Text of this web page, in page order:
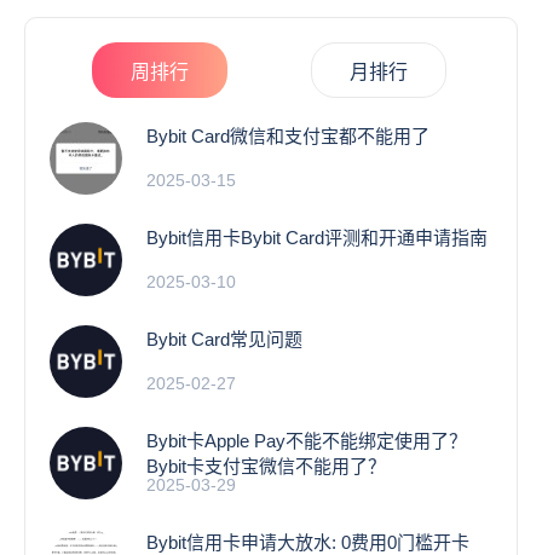
周排行 月排行
Bybit Card微信和支付宝都不能用了
2025-03-15
Bybit信用卡Bybit Card评测和开通申请指南
2025-03-10
Bybit Card常见问题
2025-02-27
Bybit卡Apple Pay不能不能绑定使用了？
Bybit卡支付宝微信不能用了？
2025-03-29
Bybit信用卡申请大放水: 0费用0门槛开卡